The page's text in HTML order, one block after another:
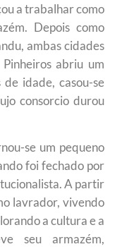
a trabalhar como
Depois como
ambas cidades
abriu um
idade, casou-se
consorcio durou
se um pequeno
foi fechado por
A partir
lavrador, vivendo
a cultura e a
seu armazém,